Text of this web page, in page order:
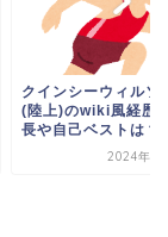
クインシーウィルソ
(陸上)のwiki風経歴
長や自己ベストは？
2024年7